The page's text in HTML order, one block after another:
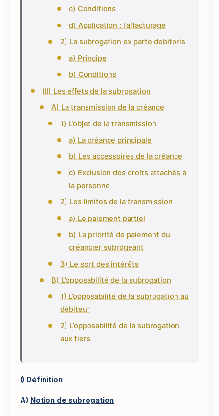
c) Conditions
d) Application : l’affacturage
2) La subrogation ex parte debitoris
a) Principe
b) Conditions
III) Les effets de la subrogation
A) La transmission de la créance
1) L’objet de la transmission
a) La créance principale
b) Les accessoires de la créance
c) Exclusion des droits attachés à
la personne
2) Les limites de la transmission
a) Le paiement partiel
b) La priorité de paiement du
créancier subrogeant
3) Le sort des intérêts
B) L’opposabilité de la subrogation
1) L’opposabilité de la subrogation au
débiteur
2) L’opposabilité de la subrogation
aux tiers
I) Définition
A) Notion de subrogation